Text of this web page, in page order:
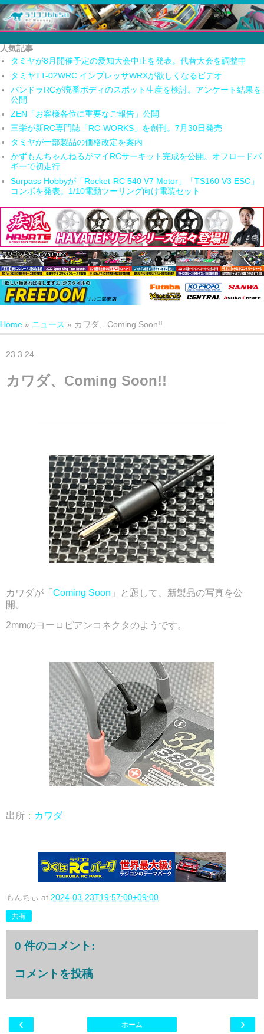
人気記事
タミヤが8月開催予定の愛知大会中止を発表。代替大会を調整中
タミヤTT-02WRC インプレッサWRXが欲しくなるビデオ
パンドラRCが廃番ボディのスポット生産を検討。アンケート結果を
公開
ZEN「お客様各位に重要なご報告」公開
三栄が新RC専門誌「RC-WORKS」を創刊。7月30日発売
タミヤが一部製品の価格改定を案内
かずもんちゃんねるがマイRCサーキット完成を公開。オフロードバ
ギーで初走行
Surpass Hobbyが「Rocket-RC 540 V7 Motor」「TS160 V3 ESC」
コンボを発表。1/10電動ツーリング向け電装セット
Home » ニュース » カワダ、Coming Soon!!
23.3.24
カワダ、Coming Soon!!
カワダが「 Coming Soon 」と題して、新製品の写真を公
開。
2mmのヨーロピアンコネクタのようです。
出所： カワダ
もんちぃ at 2024-03-23T19:57:00+09:00
共有
0 件のコメント:
コメントを投稿
‹ ›
ホーム